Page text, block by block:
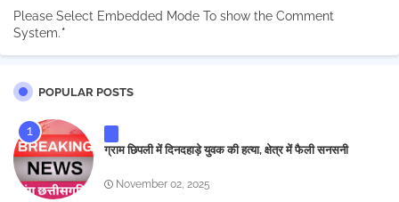
Please Select Embedded Mode To show the Comment
System.*
POPULAR POSTS
ग्राम छिपली में दिनदहाड़े युवक की हत्या, क्षेत्र में फैली सनसनी
November 02, 2025